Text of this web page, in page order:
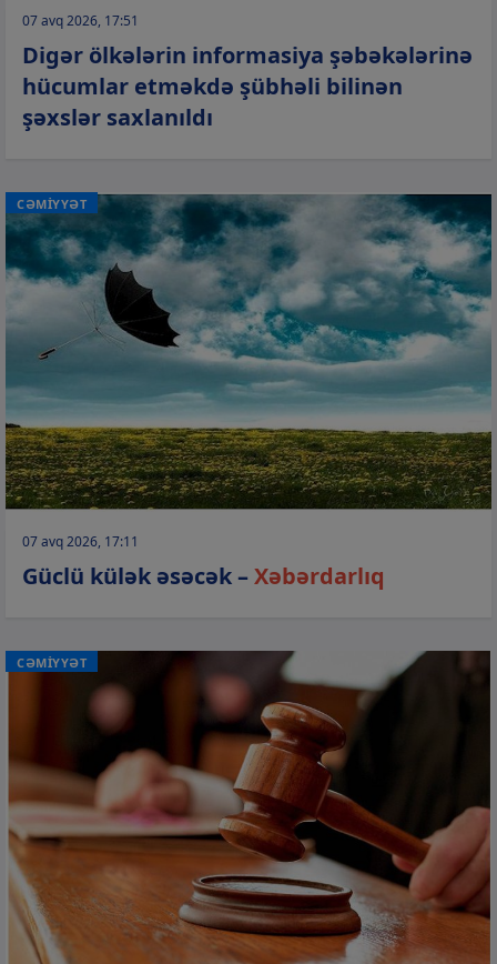
07 avq 2026, 17:51
Digər ölkələrin informasiya şəbəkələrinə
hücumlar etməkdə şübhəli bilinən
şəxslər saxlanıldı
CƏMİYYƏT
07 avq 2026, 17:11
Güclü külək əsəcək –Xəbərdarlıq
CƏMİYYƏT